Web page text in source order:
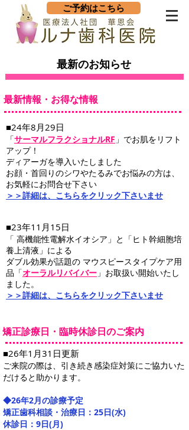
ご予約はこちら
最新のお知らせ
最新情報・お得な情報
■24年8月29日
「サーマルフラクショナルRF 」でお肌をリフト
アップ！
ディアーガを導入いたしました
お顔・首回りのシワやたるみでお悩みの方は、
お気軽にお問合せ下さい
＞＞詳細は、こちらをクリック下さいませ
■23年11月15日
「 高機能性電解水イオシア」と「ヒト幹細胞培
養上清液」による
ダブル効果が話題の マウスピースタイプケア用
品「オーラルリバイバー 」お取扱い開始いたし
ました。
＞＞詳細は、こちらをクリック下さいませ
​矯正診療日・臨時休診日のご案内
■26年1月31日​更新
ご来院の際は、引き続き感染症対策にご協力いた
だけると助かります。
◆26年2月の診療予定
矯正歯科相談・治療日：25日(水)
休診日：9日(月)